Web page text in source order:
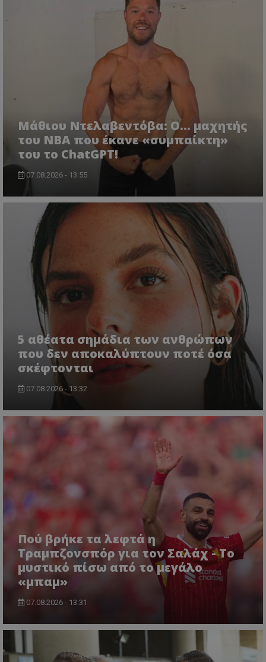
Μάθιου Ντελαβεντόβα: Ο… μαχητής
του NBA που έκανε «συμπαίκτη»
του το ChatGPT!
07.08.2026 - 13:55
5 αθέατα σημάδια των ανθρώπων
που δεν αποκαλύπτουν ποτέ όσα
σκέφτονται
07.08.2026 - 13:32
Πού βρήκε τα λεφτά η
Τραμπζονσπόρ για τον Σαλάχ - Το
μυστικό πίσω από το μεγάλο
«μπαμ»
07.08.2026 - 13:31